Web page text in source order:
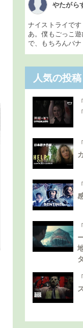
やたがら
ナイストライで
あ。僕もごっこ
で、もちろんバナ
人気の投稿